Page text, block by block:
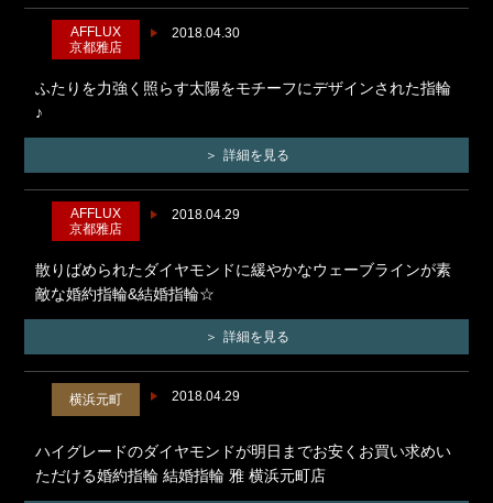
2018.04.30
AFFLUX
京都雅店
ふたりを力強く照らす太陽をモチーフにデザインされた指輪
♪
詳細を見る
2018.04.29
AFFLUX
京都雅店
散りばめられたダイヤモンドに緩やかなウェーブラインが素
敵な婚約指輪&結婚指輪☆
詳細を見る
2018.04.29
横浜元町
ハイグレードのダイヤモンドが明日までお安くお買い求めい
ただける婚約指輪 結婚指輪 雅 横浜元町店